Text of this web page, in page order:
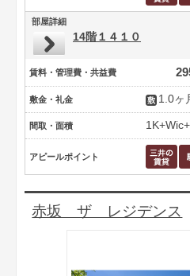
部屋詳細
14階１４１０
賃料・管理費・共益費
敷金・礼金 1.0ヶ
間取・面積
アピールポイント
赤坂 ザ レジデンス